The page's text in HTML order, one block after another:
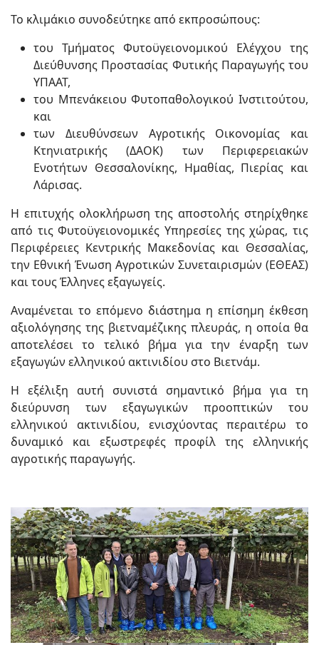
Το κλιμάκιο συνοδεύτηκε από εκπροσώπους:
του Τμήματος Φυτοϋγειονομικού Ελέγχου της
Διεύθυνσης Προστασίας Φυτικής Παραγωγής του
ΥΠΑΑΤ,
του Μπενάκειου Φυτοπαθολογικού Ινστιτούτου,
και
των Διευθύνσεων Αγροτικής Οικονομίας και
Κτηνιατρικής (ΔΑΟΚ) των Περιφερειακών
Ενοτήτων Θεσσαλονίκης, Ημαθίας, Πιερίας και
Λάρισας.
Η επιτυχής ολοκλήρωση της αποστολής στηρίχθηκε
από τις Φυτοϋγειονομικές Υπηρεσίες της χώρας, τις
Περιφέρειες Κεντρικής Μακεδονίας και Θεσσαλίας,
την Εθνική Ένωση Αγροτικών Συνεταιρισμών (ΕΘΕΑΣ)
και τους Έλληνες εξαγωγείς.
Αναμένεται το επόμενο διάστημα η επίσημη έκθεση
αξιολόγησης της βιετναμέζικης πλευράς, η οποία θα
αποτελέσει το τελικό βήμα για την έναρξη των
εξαγωγών ελληνικού ακτινιδίου στο Βιετνάμ.
Η εξέλιξη αυτή συνιστά σημαντικό βήμα για τη
διεύρυνση των εξαγωγικών προοπτικών του
ελληνικού ακτινιδίου, ενισχύοντας περαιτέρω το
δυναμικό και εξωστρεφές προφίλ της ελληνικής
αγροτικής παραγωγής.